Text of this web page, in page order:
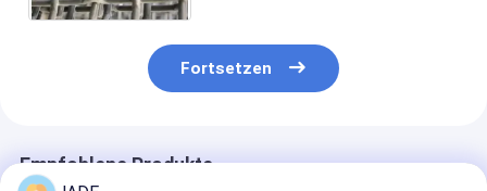
Fortsetzen
Empfohlene Produkte